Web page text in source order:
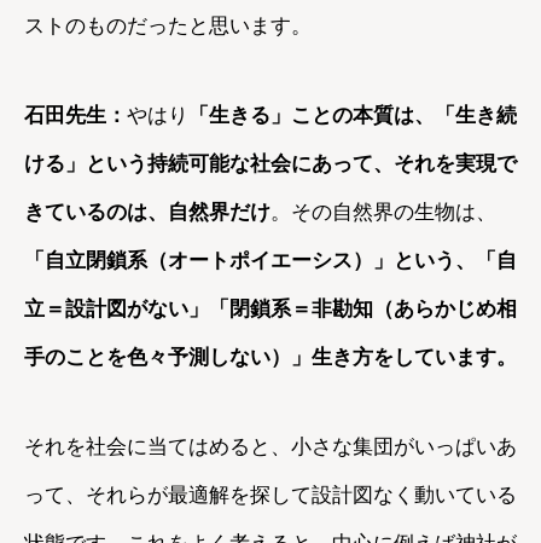
ストのものだったと思います。
石田先生： やはり 「生きる」ことの本質は、「生き続
ける」という持続可能な社会にあって、それを実現で
きているのは、自然界だけ。その自然界の生物は、
「自立閉鎖系（オートポイエーシス）」という、「自
立＝設計図がない」「閉鎖系＝非勘知（あらかじめ相
手のことを色々予測しない）」生き方をしています。
それを社会に当てはめると、小さな集団がいっぱいあ
って、それらが最適解を探して設計図なく動いている